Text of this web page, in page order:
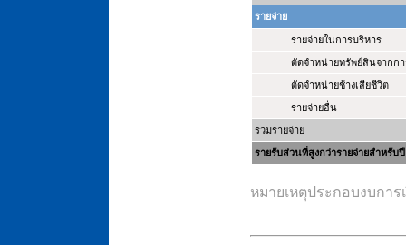
รายจ่าย
รายจ่ายในการบริหาร
ตัดจำหน่ายทรัพย์สินจากก
ตัดจำหน่ายช้างเสียชีวิต
รายจ่ายอื่น
รวมรายจ่าย
รายรับส่วนที่สูงกว่ารายจ่ายสำหรับปี
หมายเหตุประกอบงบกา